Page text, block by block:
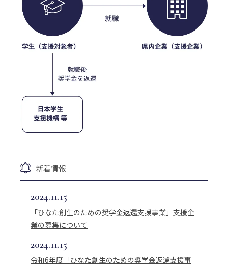
新着情報
2024.11.15
「ひなた創生のための奨学金返還支援事業」支援企
業の募集について
2024.11.15
令和6年度「ひなた創生のための奨学金返還支援事